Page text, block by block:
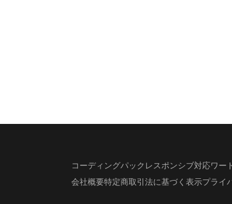
コーディングパック レスポンシブ対応ワー
会社概要特定商取引法に基づく表示プライ